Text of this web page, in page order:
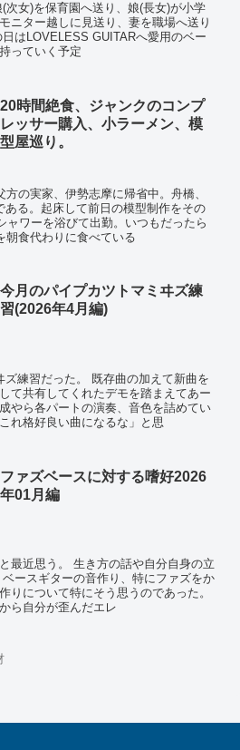
次女)を保育園へ送り、娘(長女)が小学
ニター越しに見送り、妻を職場へ送り
はLOVELESS GUITARへ愛用のベー
っていく予定
20時間絶食、ジャンクのコンプ
レッサー購入、小ラーメン、模
型屋巡り。
の実家、伊勢志摩に帰省中。舟橋、
ある。起床して前日の模型制作をその
ャワーを浴びて出勤。いつもだったら
朝食代わりに食べている
今月のパイプカツトマミヰズ練
習(2026年4月編)
練習だった。 既存曲の加えて新曲を
て共有してくれたデモを踏まえてあー
やら各パートの演奏、音色を詰めてい
れ格好良い曲になるな」と思
ファズベースに対する嗜好2026
年01月編
最近思う。 生き方の話や自分自身の立
ースギターの音作り、特にファズをか
りについて特にそう思うのであった。
ら自分が歪んだエレ